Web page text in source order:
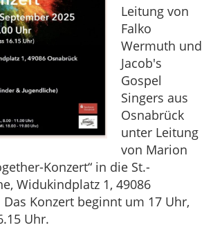
Leitung von
Falko
Wermuth und
Jacob's
Gospel
Singers aus
Osnabrück
unter Leitung
von Marion
Konzert“ in die St.-
Widukindplatz 1, 49086
Konzert beginnt um 17 Uhr,
Uhr.